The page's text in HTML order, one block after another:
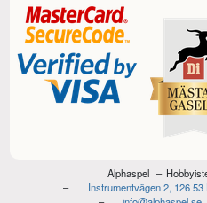
Alphaspel
Instrumentvägen 2, 126 53